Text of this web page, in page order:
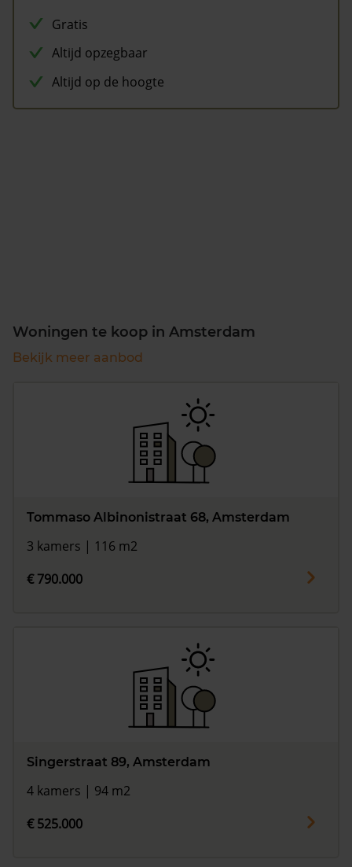
Gratis
Altijd opzegbaar
Altijd op de hoogte
Woningen te koop in Amsterdam
Bekijk meer aanbod
Tommaso Albinonistraat 68, Amsterdam
3 kamers | 116 m2
€ 790.000
Singerstraat 89, Amsterdam
4 kamers | 94 m2
€ 525.000